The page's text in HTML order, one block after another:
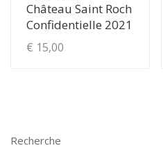
Château Saint Roch
Confidentielle 2021
€ 15,00
Recherche